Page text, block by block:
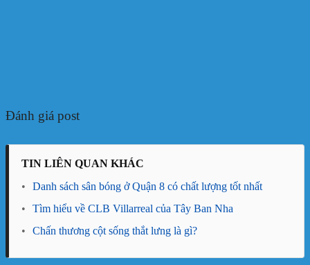
Đánh giá post
TIN LIÊN QUAN KHÁC
•
Danh sách sân bóng ở Quận 8 có chất lượng tốt nhất
•
Tìm hiểu về CLB Villarreal của Tây Ban Nha
•
Chấn thương cột sống thắt lưng là gì?